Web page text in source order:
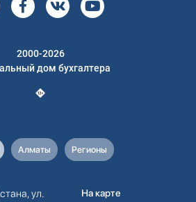
2000-2026
дом бухгалтера
Алматы Регионы
ул.
На карте